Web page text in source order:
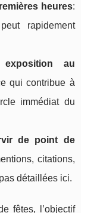
heures:
rapidement
au
qui contribue à
immédiat du
de point de
citations,
détaillées ici.
fêtes, l’objectif